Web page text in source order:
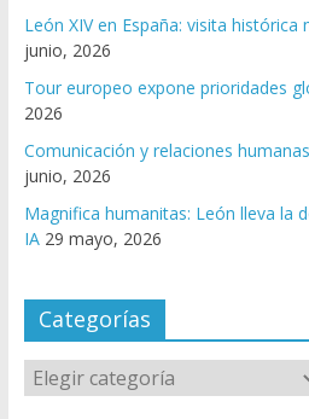
León XIV en España: visita
junio, 2026
Tour europeo expone prioridades
2026
Comunicación y relaciones
junio, 2026
Magnifica humanitas: León lleva la
IA 29 mayo, 2026
Categorías